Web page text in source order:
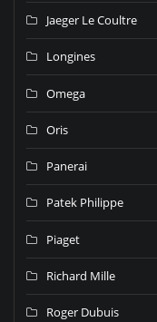
Jaeger Le Coultre
Longines
Omega
Oris
Panerai
Patek Philippe
Piaget
Richard Mille
Roger Dubuis